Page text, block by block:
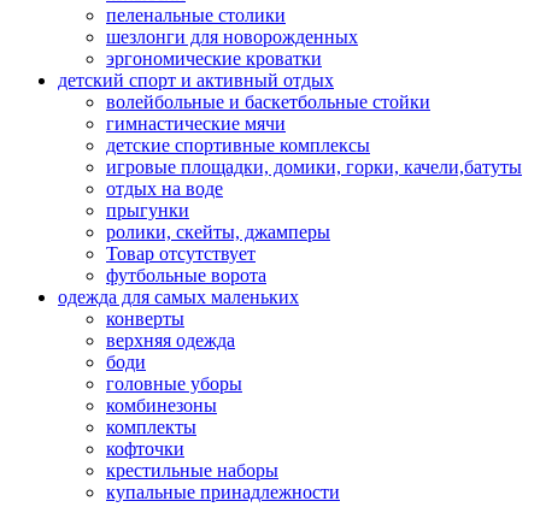
пеленальные столики
шезлонги для новорожденных
эргономические кроватки
детский спорт и активный отдых
волейбольные и баскетбольные стойки
гимнастические мячи
детские спортивные комплексы
игровые площадки, домики, горки, качели,батуты
отдых на воде
прыгунки
ролики, скейты, джамперы
Товар отсутствует
футбольные ворота
одежда для самых маленьких
конверты
верхняя одежда
боди
головные уборы
комбинезоны
комплекты
кофточки
крестильные наборы
купальные принадлежности